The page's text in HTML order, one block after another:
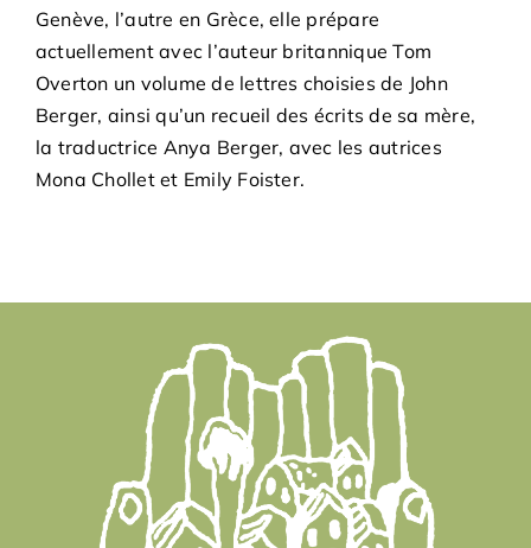
Genève, l’autre en Grèce, elle prépare
actuellement avec l’auteur britannique Tom
Overton un volume de lettres choisies de John
Berger, ainsi qu’un recueil des écrits de sa mère,
la traductrice Anya Berger, avec les autrices
Mona Chollet et Emily Foister.